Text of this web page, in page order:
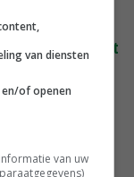
Sachsen-Anhalt
het Oostelijk deel
van diensten
of openen
van uw